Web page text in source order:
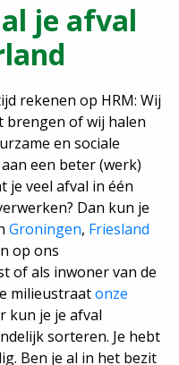
Nederland
je afval
rekenen op HRM: Wij
brengen of wij halen
en sociale
een beter (werk)
je veel afval in één
Dan kun je
Groningen, Friesland
op ons
of als inwoner van de
milieustraatonze
kun je je afval
sorteren. Je hebt
Ben je al in het bezit